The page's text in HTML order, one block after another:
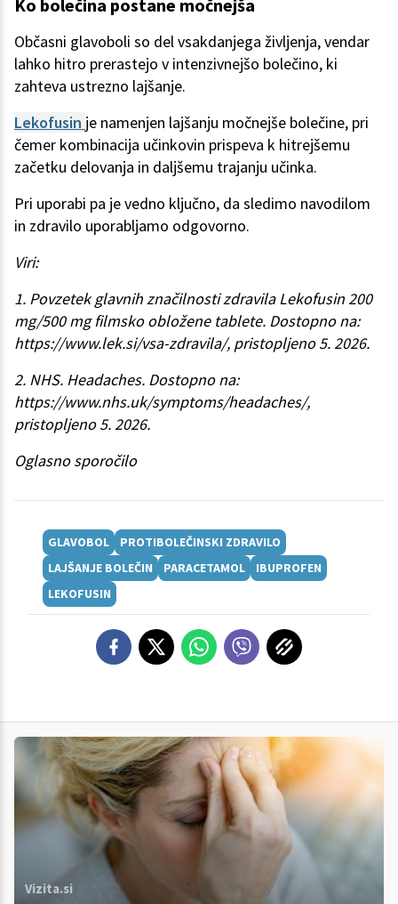
Ko bolečina postane močnejša
Občasni glavoboli so del vsakdanjega življenja, vendar
lahko hitro prerastejo v intenzivnejšo bolečino, ki
zahteva ustrezno lajšanje.
Lekofusin je namenjen lajšanju močnejše bolečine, pri
čemer kombinacija učinkovin prispeva k hitrejšemu
začetku delovanja in daljšemu trajanju učinka.
Pri uporabi pa je vedno ključno, da sledimo navodilom
in zdravilo uporabljamo odgovorno.
Viri:
1. Povzetek glavnih značilnosti zdravila Lekofusin 200
mg/500 mg filmsko obložene tablete. Dostopno na:
https://www.lek.si/vsa-zdravila/, pristopljeno 5. 2026.
2. NHS. Headaches. Dostopno na:
https://www.nhs.uk/symptoms/headaches/,
pristopljeno 5. 2026.
Oglasno sporočilo
GLAVOBOL
PROTIBOLEČINSKI ZDRAVILO
LAJŠANJE BOLEČIN
PARACETAMOL
IBUPROFEN
LEKOFUSIN
Vizita.si